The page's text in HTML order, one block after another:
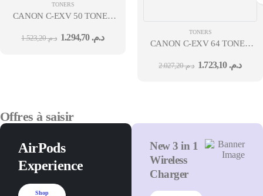
TONERS
CANON C-EXV 50 TONER
د.م.1.523,20 د.م.1.294,70
TONERS
CANON C-EXV 64 TONER
PAGES)
د.م.2.027,20 د.م.1.723,10
Offres à saisir
AirPods
Experience
Shop
New 3 in 1
Wireless
Charger